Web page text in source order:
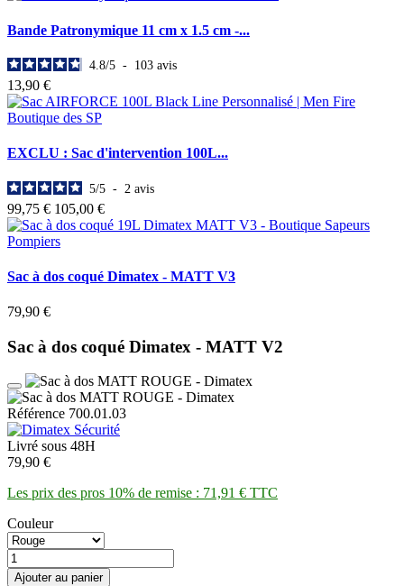
Bande Patronymique 11 cm x 1.5 cm -...
4.8/5 - 103 avis
13,90 €
EXCLU : Sac d'intervention 100L...
5/5 - 2 avis
99,75 € 105,00 €
Sac à dos coqué Dimatex - MATT V3
79,90 €
Sac à dos coqué Dimatex - MATT V2
Référence 700.01.03
Livré sous 48H
79,90 €
Les prix des pros 10% de remise : 71,91 € TTC
Couleur
Ajouter au panier